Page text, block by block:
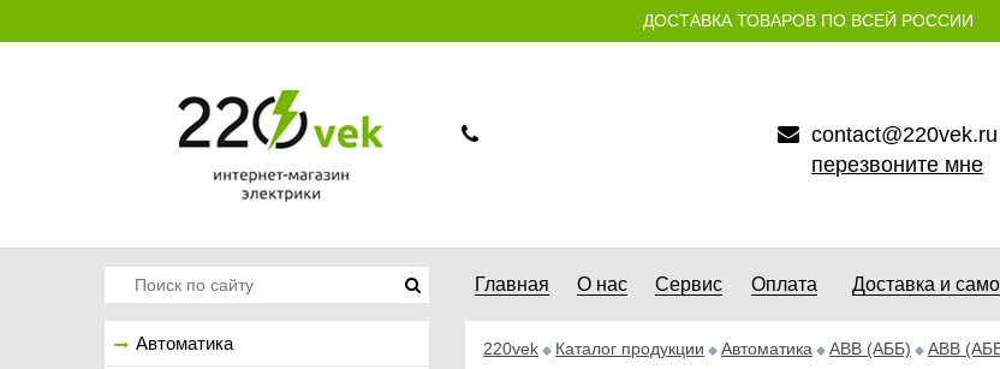
ДОСТАВКА ТОВАРОВ ПО ВСЕЙ РОССИИ
contact@220vek.ru
перезвоните мне
Автоматика
Главная О нас Сервис Оплата Доставка и
220vek Каталог продукции Автоматика АВB (АББ) ABB